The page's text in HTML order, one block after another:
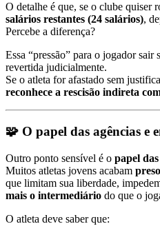
O detalhe é que, se o clube quiser
salários restantes (24 salários),
Percebe a diferença?
Essa “pressão” para o jogador sair
revertida judicialmente.
Se o atleta for afastado sem
reconhece a rescisão indireta
🧩 O papel das agências e
Outro ponto sensível é o papel
Muitos atletas jovens acabam
que limitam sua liberdade,
mais o intermediário do que o
O atleta deve saber que: